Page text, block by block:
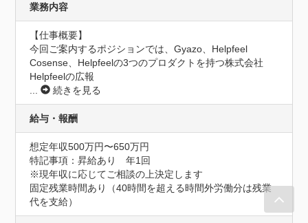
業務内容
【仕事概要】
今回ご案内するポジションでは、Gyazo、Helpfeel
Cosense、Helpfeelの3つのプロダクトを持つ株式会社
Helpfeelの広報
...
続きを見る
給与・報酬
想定年収500万円〜650万円
特記事項：昇給あり　年1回
※現年収に応じてご相談の上決定します
固定残業時間あり（40時間を超える時間外労働分は残業
代を支給）